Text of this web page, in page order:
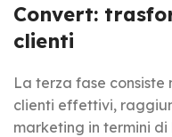
Convert:
clienti
La terza fase consiste
clienti effettivi,
marketing in termini